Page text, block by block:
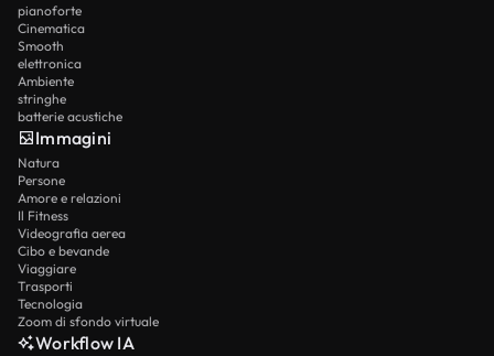
pianoforte
Cinematica
Smooth
elettronica
Ambiente
stringhe
batterie acustiche
Immagini
Natura
Persone
Amore e relazioni
Il Fitness
Videografia aerea
Cibo e bevande
Viaggiare
Trasporti
Tecnologia
Zoom di sfondo virtuale
Workflow IA